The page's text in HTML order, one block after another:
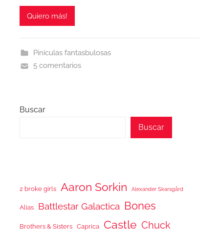
Quiero más!
Pinículas fantasbulosas
5 comentarios
Buscar
Buscar
2 broke girls Aaron Sorkin Alexander Skarsgård
Alias Battlestar Galactica Bones
Brothers & Sisters Caprica Castle Chuck